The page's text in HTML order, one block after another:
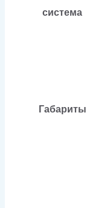
система
Габариты